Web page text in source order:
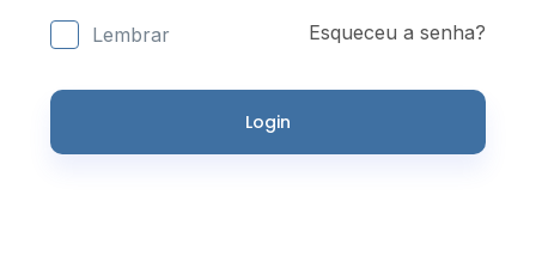
Lembrar Esqueceu a senha?
Login